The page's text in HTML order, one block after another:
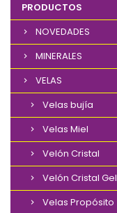
PRODUCTOS
NOVEDADES
MINERALES
VELAS
Velas bujía
Velas Miel
Velón Cristal
Velón Cristal Gel
Velas Propósito